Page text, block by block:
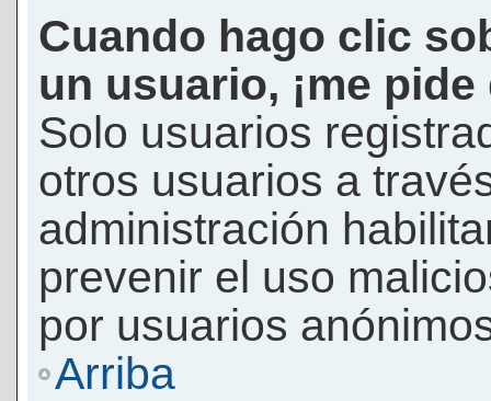
Cuando hago clic
un usuario, ¡me
Solo usuarios
otros usuarios a
administración
prevenir el uso
por usuarios
Arriba